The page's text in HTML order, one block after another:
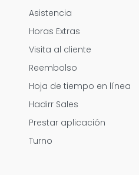
Asistencia
Horas Extras
Visita al cliente
Reembolso
Hoja de tiempo en línea
Hadirr Sales
Prestar aplicación
Turno